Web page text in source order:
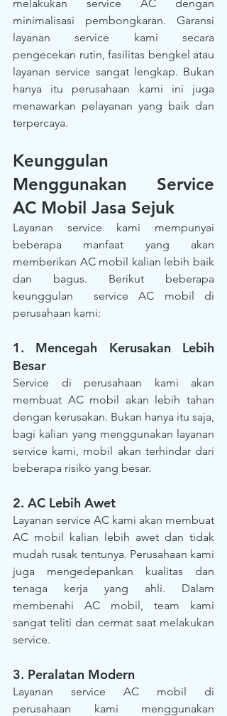
melakukan service AC dengan
minimalisasi pembongkaran. Garansi
layanan service kami secara
pengecekan rutin, fasilitas bengkel atau
layanan service sangat lengkap. Bukan
hanya itu perusahaan kami ini juga
menawarkan pelayanan yang baik dan
terpercaya.
Keunggulan
Menggunakan Service
AC Mobil Jasa Sejuk
Layanan service kami mempunyai
beberapa manfaat yang akan
memberikan AC mobil kalian lebih baik
dan bagus. Berikut beberapa
keunggulan  service AC mobil di
perusahaan kami:
1. Mencegah Kerusakan Lebih
Besar
Service di perusahaan kami akan
membuat AC mobil akan lebih tahan
dengan kerusakan. Bukan hanya itu saja,
bagi kalian yang menggunakan layanan
service kami, mobil akan terhindar dari
beberapa risiko yang besar.
2. AC Lebih Awet
Layanan service AC kami akan membuat
AC mobil kalian lebih awet dan tidak
mudah rusak tentunya. Perusahaan kami
juga mengedepankan kualitas dan
tenaga kerja yang ahli. Dalam
membenahi AC mobil, team kami
sangat teliti dan cermat saat melakukan
service.
3. Peralatan Modern
Layanan service AC mobil di
perusahaan kami menggunakan